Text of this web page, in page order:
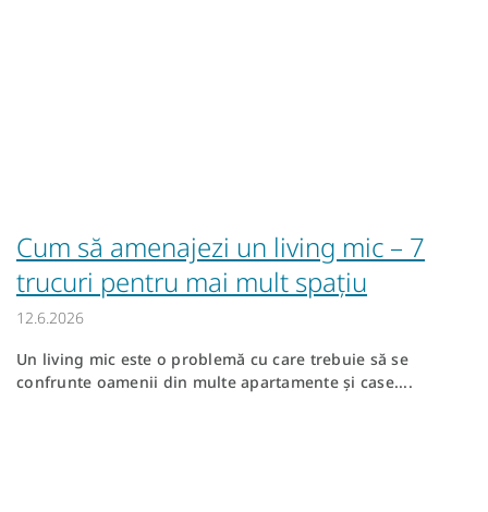
Cum să amenajezi un living mic – 7
trucuri pentru mai mult spațiu
12.6.2026
Un living mic este o problemă cu care trebuie să se
confrunte oamenii din multe apartamente și case....